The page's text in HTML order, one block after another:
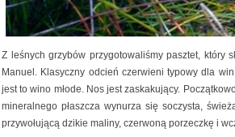
Z leśnych grzybów przygotowaliśmy pasztet, który
Manuel. Klasyczny odcień czerwieni typowy dla
jest to wino młode. Nos jest zaskakujący.
mineralnego płaszcza wynurza się soczysta,
przywołującą dzikie maliny, czerwoną porzeczkę i